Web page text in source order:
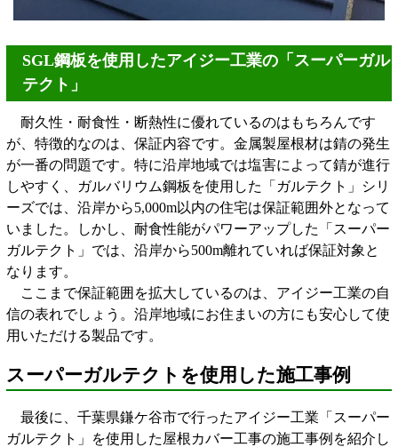
SGL鋼板を使用したアイジー工業の「スーパーガル
テクト」
耐久性・耐食性・断熱性に優れているのはもちろんです
が、特徴的なのは、保証内容です。金属製屋根材は錆の発生
が一番の問題です。特に沿岸地域では塩害によって錆が進行
しやすく、ガルバリウム鋼板を使用した「ガルテクト」シリ
ーズでは、沿岸から5,000m以内の住宅は保証範囲外となって
いました。しかし、耐食性能がパワーアップした「スーパー
ガルテクト」では、沿岸から500m離れていれば保証対象と
なります。
ここまで保証範囲を拡大しているのは、アイジー工業の自
信の表れでしょう。沿岸地域にお住まいの方にも安心して使
用いただける製品です。
スーパーガルテクトを使用した施工事例
最後に、千葉県鎌ケ谷市で行ったアイジー工業「スーパー
ガルテクト」を使用した屋根カバー工事の施工事例を紹介し